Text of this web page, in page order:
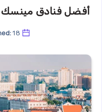
أفضل فنادق مينسك
18 مايو، 2024